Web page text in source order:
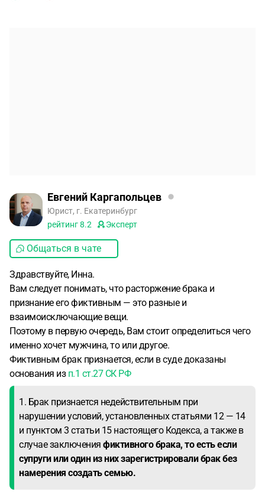
Евгений Каргапольцев
Юрист, г. Екатеринбург
рейтинг8.2 Эксперт
Общаться в чате
Здравствуйте, Инна.
Вам следует понимать, что расторжение брака и
признание его фиктивным — это разные и
взаимоисключающие вещи.
Поэтому в первую очередь, Вам стоит определиться чего
именно хочет мужчина, то или другое.
Фиктивным брак признается, если в суде доказаны
основания из п.1 ст.27 СК РФ
1. Брак признается недействительным при
нарушении условий, установленных статьями 12 — 14
и пунктом 3 статьи 15 настоящего Кодекса, а также в
случае заключения фиктивного брака, то есть если
супруги или один из них зарегистрировали брак без
намерения создать семью.